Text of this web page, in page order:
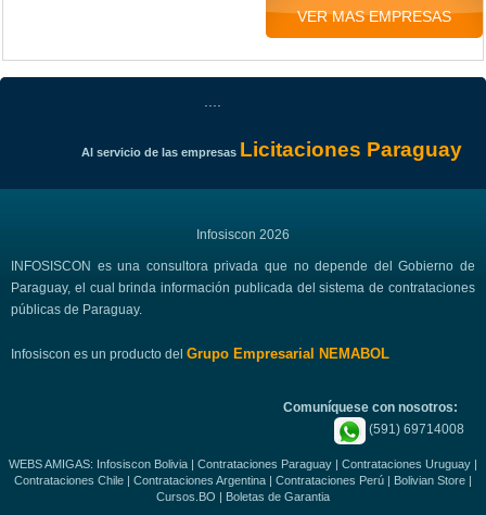
VER MAS EMPRESAS
Al servicio de las empresas Licitaciones Paraguay
Infosiscon 2026
INFOSISCON es una consultora privada que no depende del Gobierno de
Paraguay, el cual brinda información publicada del sistema de contrataciones
públicas de Paraguay.
Infosiscon es un producto del Grupo Empresarial NEMABOL
Comuníquese con nosotros:
(591) 69714008
WEBS AMIGAS: Infosiscon Bolivia | Contrataciones Paraguay | Contrataciones Uruguay |
Contrataciones Chile | Contrataciones Argentina | Contrataciones Perú | Bolivian Store |
Cursos.BO | Boletas de Garantia